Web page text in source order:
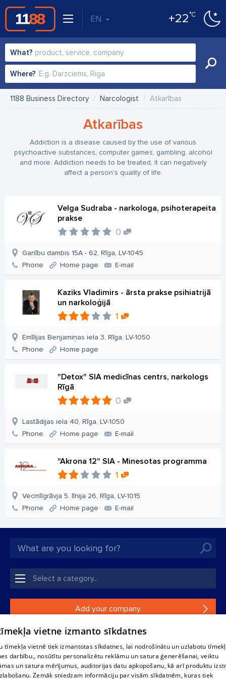
EN +22°C
What?
Where?
1188 Business Directory Narcologist Atkarības
Atkarības
Addiction is a disease caused by the use of various
psychoactive substances, computer games, gambling, alcohol
and more. Addiction needs to be treated, it can negatively
affect a person's quality of life.
Velga Sudraba - narkologa, psihoterapeita
prakse
0
Ganību dambis 15A - 62, Rīga, LV-1045
Phone
Home page E-mail
Kaziks Vladimirs - ārsta prakse psihiatrijā
un narkoloģijā
1
Emīlijas Benjamiņas iela 3, Rīga, LV-1050
Phone
Home page
"Detox" SIA medicīnas centrs, narkologs
Rīgā
0
Lastādijas iela 40, Rīga, LV-1050
Phone
Home page E-mail
"Akrona 12" SIA - Minesotas programma
1
Vecmīlgrāvja 5. līnija 26, Rīga, LV-1015
Phone
Home page E-mail
Add your company
If your company is not in our database, please fill in a
Reproduction, or distribution of 1188 database, its parts or the
vietne izmanto sīkdatnes
tīmekļa vietnē tiek izmantotas sīkdatnes, lai nodrošinātu un uzlabotu
darbību., nosūtītu personalizētu reklāmu un satura ģenerēšanai, veiktu
un satura mērījumus, auditorijas datu apkopošanu, kā arī produktu
Zemāk sniedzam informāciju par visām sīkdatnēm, kuras tiek